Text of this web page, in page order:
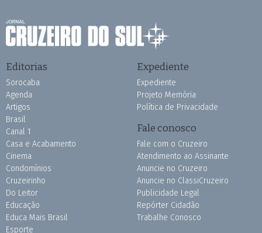
Editorias
Sorocaba
Agenda
Artigos
Brasil
Canal 1
Casa e Acabamento
Cinema
Condomínios
Cruzeirinho
Do Leitor
Educação
Educa Mais Brasil
Esporte
Expediente
Expediente
Projeto Memória
Política de Privacidade
Fale conosco
Fale com o Cruzeiro
Atendimento ao Assinante
Anuncie no Cruzeiro
Anuncie no ClassiCruzeiro
Publicidade Legal
Repórter Cidadão
Trabalhe Conosco